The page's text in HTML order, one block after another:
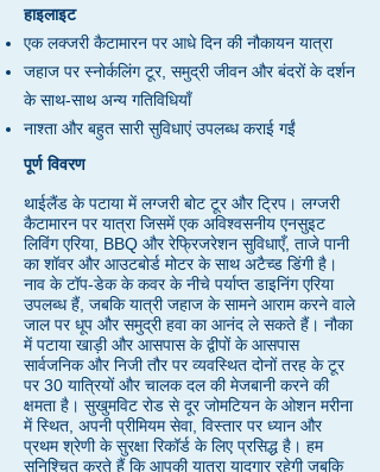
हाइलाइट
एक लक्जरी कैटामारन पर आधे दिन की नौकायन यात्रा
जहाज पर स्नोर्कलिंग टूर, समुद्री जीवन और बंदरों के दर्शन
के साथ-साथ अन्य गतिविधियाँ
नाश्ता और बहुत सारी सुविधाएं उपलब्ध कराई गईं
पूर्ण विवरण
थाईलैंड के पटाया में लग्जरी बोट टूर और ट्रिप। लग्जरी
कैटामारन पर यात्रा जिसमें एक अविश्वसनीय एनसुइट
लिविंग एरिया, BBQ और रेफ्रिजरेशन सुविधाएँ, ताजे पानी
का शॉवर और आउटबोर्ड मोटर के साथ अटैच्ड डिंगी है।
नाव के टॉप-डेक के कवर के नीचे पर्याप्त डाइनिंग एरिया
उपलब्ध हैं, जबकि यात्री जहाज के सामने आराम करने वाले
जाल पर धूप और समुद्री हवा का आनंद ले सकते हैं। नौका
में पटाया खाड़ी और आसपास के द्वीपों के आसपास
सार्वजनिक और निजी तौर पर व्यवस्थित दोनों तरह के टूर
पर 30 यात्रियों और चालक दल की मेजबानी करने की
क्षमता है। सुखुमविट रोड से दूर जोमटियन के ओशन मरीना
में स्थित, अपनी प्रीमियम सेवा, विस्तार पर ध्यान और
प्रथम श्रेणी के सुरक्षा रिकॉर्ड के लिए प्रसिद्ध है। हम
सुनिश्चित करते हैं कि आपकी यात्रा यादगार रहेगी जबकि